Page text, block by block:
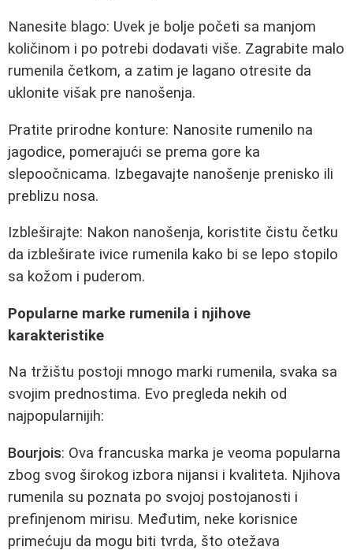
Nanesite blago: Uvek je bolje početi sa manjom
količinom i po potrebi dodavati više. Zagrabite malo
rumenila četkom, a zatim je lagano otresite da
uklonite višak pre nanošenja.
Pratite prirodne konture: Nanosite rumenilo na
jagodice, pomerajući se prema gore ka
slepoočnicama. Izbegavajte nanošenje prenisko ili
preblizu nosa.
Izbleširajte: Nakon nanošenja, koristite čistu četku
da izbleširate ivice rumenila kako bi se lepo stopilo
sa kožom i puderom.
Popularne marke rumenila i njihove
karakteristike
Na tržištu postoji mnogo marki rumenila, svaka sa
svojim prednostima. Evo pregleda nekih od
najpopularnijih:
Bourjois: Ova francuska marka je veoma popularna
zbog svog širokog izbora nijansi i kvaliteta. Njihova
rumenila su poznata po svojoj postojanosti i
prefinjenom mirisu. Međutim, neke korisnice
primećuju da mogu biti tvrda, što otežava